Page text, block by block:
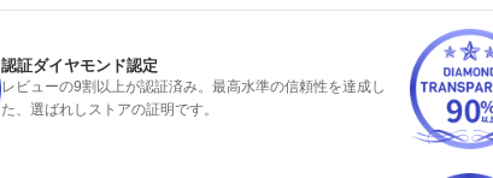
認証ダイヤモンド認定
レビューの9割以上が認証済み。最高水準の信頼性を達成し
た、選ばれしストアの証明です。